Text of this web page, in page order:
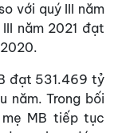
với quý III năm
năm 2021 đạt
2020.
đạt 531.469 tỷ
năm. Trong bối
MB tiếp tục